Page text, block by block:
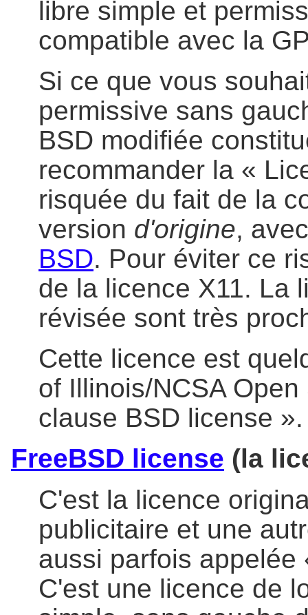
libre simple et
compatible avec la
Si ce que vous
permissive sans
BSD modifiée
recommander la «
risquée du fait de la
version d'origine,
BSD. Pour éviter ce
de la licence X11. La
révisée sont très
Cette licence est
of Illinois/NCSA
clause BSD license ».
FreeBSD license (la
C'est la licence
publicitaire et une
aussi parfois appelée
C'est une licence de